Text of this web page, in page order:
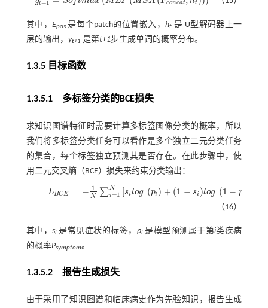
t+1 concat t
yt+1 =So fmaxMLPMSAFconcat,ht
其中，Epos 是每个patch的位置嵌入，ht 是 U型解码器上一
层的输出， yt+1 是第t+1步生成单词的概率分布。
1.3.5 目标函数
1.3.5.1 多标签分类的BCE损失
求知识图谱特征时需要计算多标签图像分类的概率，所以
我们将多标签分类任务可以看作是多个独立二元分类任务
的集合，每个标签独立预测其是否存在。在此步骤中，使
用二元交叉熵（BCE）损失来约束分类输出：
LBCE = − 1
N ∑N
i=1 [si log (pi ) + (1 − si )log (1 − p
BCE=-1 N∑ =1Ns lo g pi+ 1-silog 1-pi
（16）
其中，si 是常见症状的标签， pi是模型预测属于第i类疾病
的概率Psymptom。
1.3.5.2 报告生成损失
由于采用了知识图谱和临床病史作为先验知识，报告生成